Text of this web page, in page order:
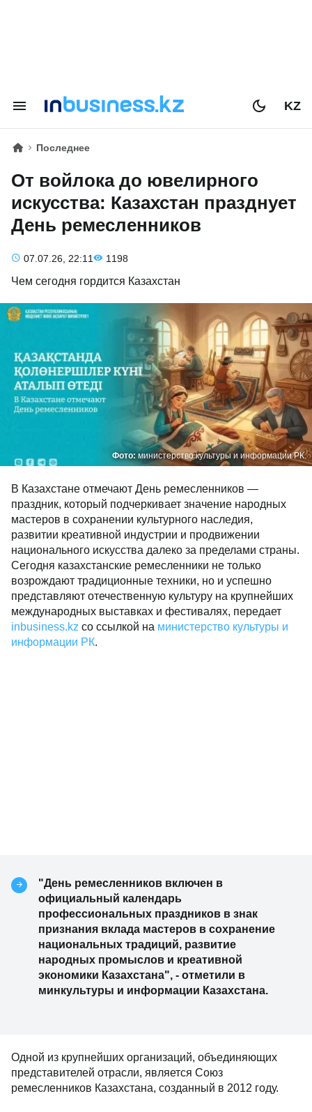
KZ
Последнее
От войлока до ювелирного
искусства: Казахстан празднует
День ремесленников
07.07.26, 22:11 1198
Чем сегодня гордится Казахстан
Фото: министерство культуры и информации РК.
В Казахстане отмечают День ремесленников —
праздник, который подчеркивает значение народных
мастеров в сохранении культурного наследия,
развитии креативной индустрии и продвижении
национального искусства далеко за пределами страны.
Сегодня казахстанские ремесленники не только
возрождают традиционные техники, но и успешно
представляют отечественную культуру на крупнейших
международных выставках и фестивалях, передает
inbusiness.kz со ссылкой на министерство культуры и
информации РК.
"День ремесленников включен в
официальный календарь
профессиональных праздников в знак
признания вклада мастеров в сохранение
национальных традиций, развитие
народных промыслов и креативной
экономики Казахстана", - отметили в
минкультуры и информации Казахстана.
Одной из крупнейших организаций, объединяющих
представителей отрасли, является Союз
ремесленников Казахстана, созданный в 2012 году.